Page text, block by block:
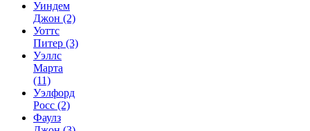
Уиндем
Джон (2)
Уоттс
Питер (3)
Уэллс
Марта
(11)
Уэлфорд
Росс (2)
Фаулз